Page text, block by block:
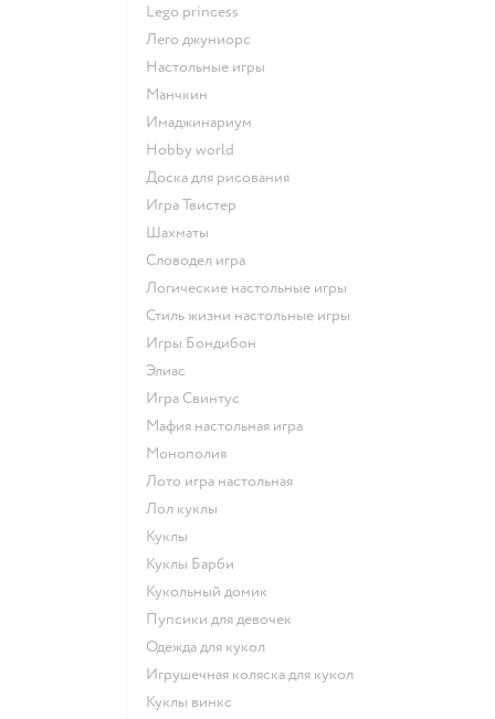
Lego princess
Лего джуниорс
Настольные игры
Манчкин
Имаджинариум
Hobby world
Доска для рисования
Игра Твистер
Шахматы
Словодел игра
Логические настольные игры
Стиль жизни настольные игры
Игры Бондибон
Элиас
Игра Свинтус
Мафия настольная игра
Монополия
Лото игра настольная
Лол куклы
Куклы
Куклы Барби
Кукольный домик
Пупсики для девочек
Одежда для кукол
Игрушечная коляска для кукол
Куклы винкс